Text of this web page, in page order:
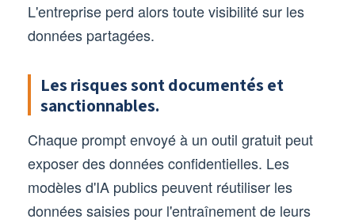
L'entreprise perd alors toute visibilité sur les
données partagées.
Les risques sont documentés et
sanctionnables.
Chaque prompt envoyé à un outil gratuit peut
exposer des données confidentielles. Les
modèles d'IA publics peuvent réutiliser les
données saisies pour l'entraînement de leurs